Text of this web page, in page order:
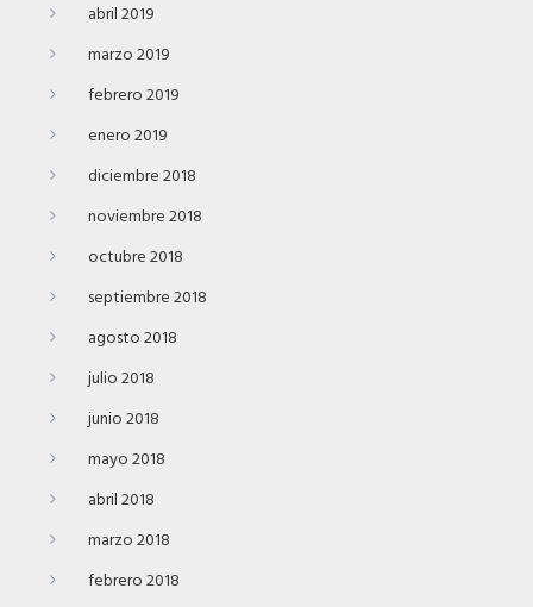
abril 2019
marzo 2019
febrero 2019
enero 2019
diciembre 2018
noviembre 2018
octubre 2018
septiembre 2018
agosto 2018
julio 2018
junio 2018
mayo 2018
abril 2018
marzo 2018
febrero 2018